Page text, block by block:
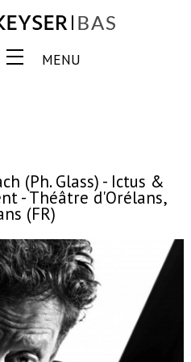
MENU
(Ph. Glass) - Ictus &
- Théâtre d'Orélans,
(FR)